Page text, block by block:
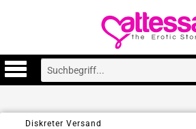
Diskreter Versand